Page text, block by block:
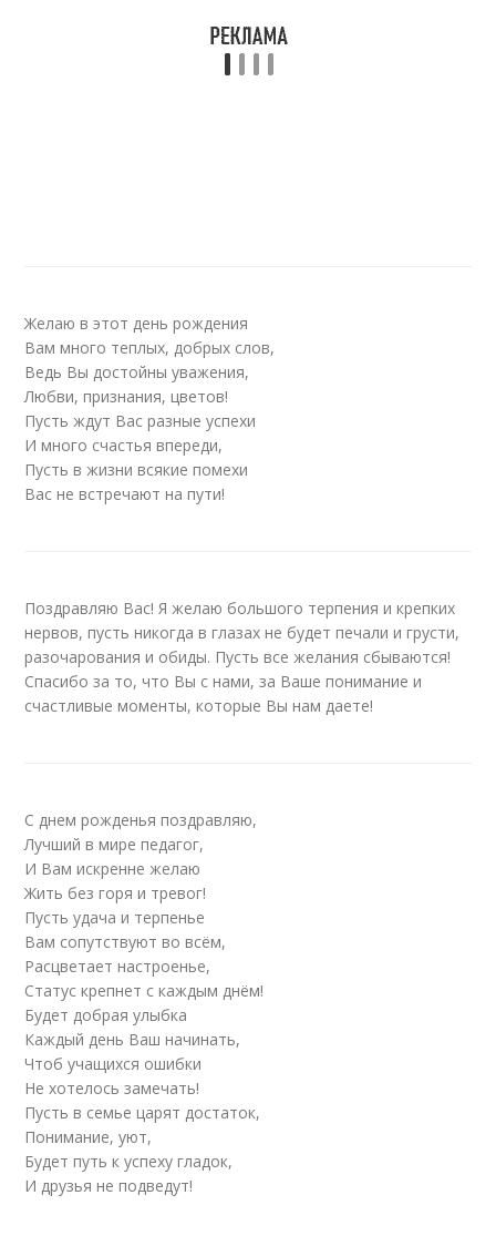
Желаю в этот день рождения
Вам много теплых, добрых слов,
Ведь Вы достойны уважения,
Любви, признания, цветов!
Пусть ждут Вас разные успехи
И много счастья впереди,
Пусть в жизни всякие помехи
Вас не встречают на пути!
Поздравляю Вас! Я желаю большого терпения и крепких
нервов, пусть никогда в глазах не будет печали и грусти,
разочарования и обиды. Пусть все желания сбываются!
Спасибо за то, что Вы с нами, за Ваше понимание и
счастливые моменты, которые Вы нам даете!
С днем рожденья поздравляю,
Лучший в мире педагог,
И Вам искренне желаю
Жить без горя и тревог!
Пусть удача и терпенье
Вам сопутствуют во всём,
Расцветает настроенье,
Статус крепнет с каждым днём!
Будет добрая улыбка
Каждый день Ваш начинать,
Чтоб учащихся ошибки
Не хотелось замечать!
Пусть в семье царят достаток,
Понимание, уют,
Будет путь к успеху гладок,
И друзья не подведут!